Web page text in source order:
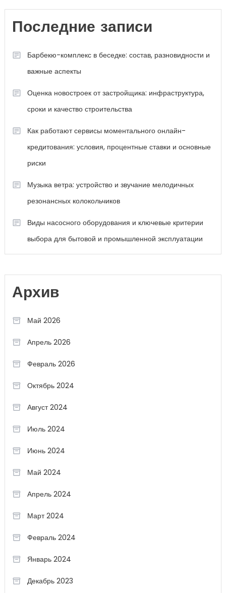
Последние записи
Барбекю-комплекс в беседке: состав, разновидности и
важные аспекты
Оценка новостроек от застройщика: инфраструктура,
сроки и качество строительства
Как работают сервисы моментального онлайн-
кредитования: условия, процентные ставки и основные
риски
Музыка ветра: устройство и звучание мелодичных
резонансных колокольчиков
Виды насосного оборудования и ключевые критерии
выбора для бытовой и промышленной эксплуатации
Архив
Май 2026
Апрель 2026
Февраль 2026
Октябрь 2024
Август 2024
Июль 2024
Июнь 2024
Май 2024
Апрель 2024
Март 2024
Февраль 2024
Январь 2024
Декабрь 2023